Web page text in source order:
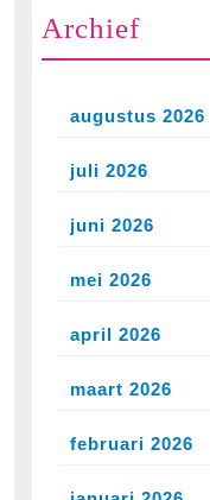
Archief
augustus 2026
juli 2026
juni 2026
mei 2026
april 2026
maart 2026
februari 2026